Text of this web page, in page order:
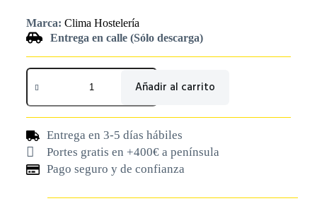
Marca: Clima Hostelería
Entrega en calle (Sólo descarga)
Añadir al carrito
Entrega en 3-5 días hábiles
Portes gratis en +400€ a península
Pago seguro y de confianza